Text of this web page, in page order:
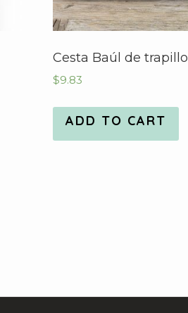
Cesta Baúl de trapillo
$9.83
ADD TO CART